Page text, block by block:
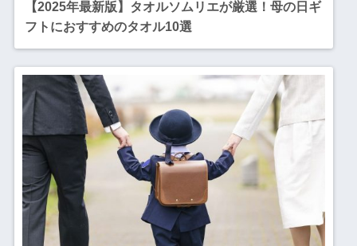
【2025年最新版】タオルソムリエが厳選！母の日ギ
フトにおすすめのタオル10選